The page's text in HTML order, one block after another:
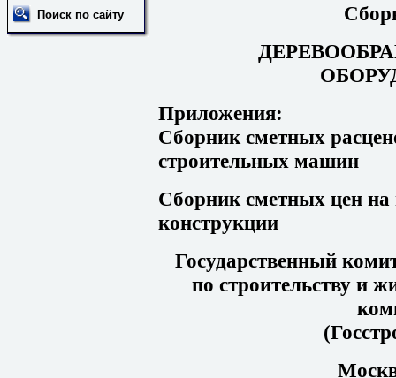
Поиск по сайту
Приложения:
Сборник сметных
строительных машин
Сборник сметных цен на
конструкции
Государственный
по строительству и